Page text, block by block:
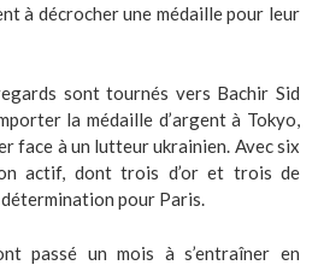
à décrocher une médaille pour leur
sont tournés vers Bachir Sid
la médaille d’argent à Tokyo,
face à un lutteur ukrainien. Avec six
actif, dont trois d’or et trois de
pour Paris.
passé un mois à s’entraîner en